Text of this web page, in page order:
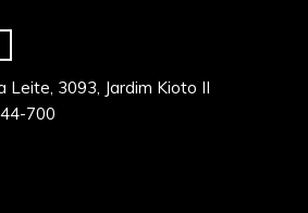
Leite, 3093, Jardim Kioto II
700